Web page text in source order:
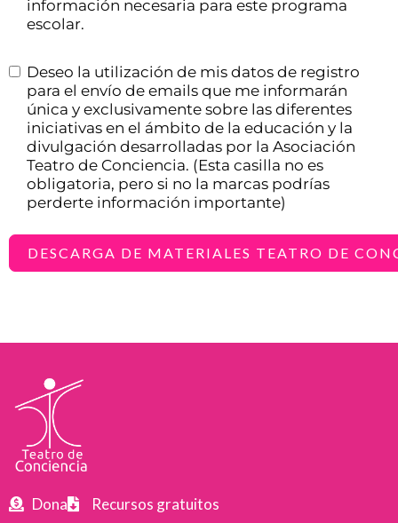
información necesaria para este programa
escolar.
Deseo la utilización de mis datos de registro
para el envío de emails que me informarán
única y exclusivamente sobre las diferentes
iniciativas en el ámbito de la educación y la
divulgación desarrolladas por la Asociación
Teatro de Conciencia. (Esta casilla no es
obligatoria, pero si no la marcas podrías
perderte información importante)
DESCARGA DE MATERIALES TEATRO DE
Dona Recursos gratuitos